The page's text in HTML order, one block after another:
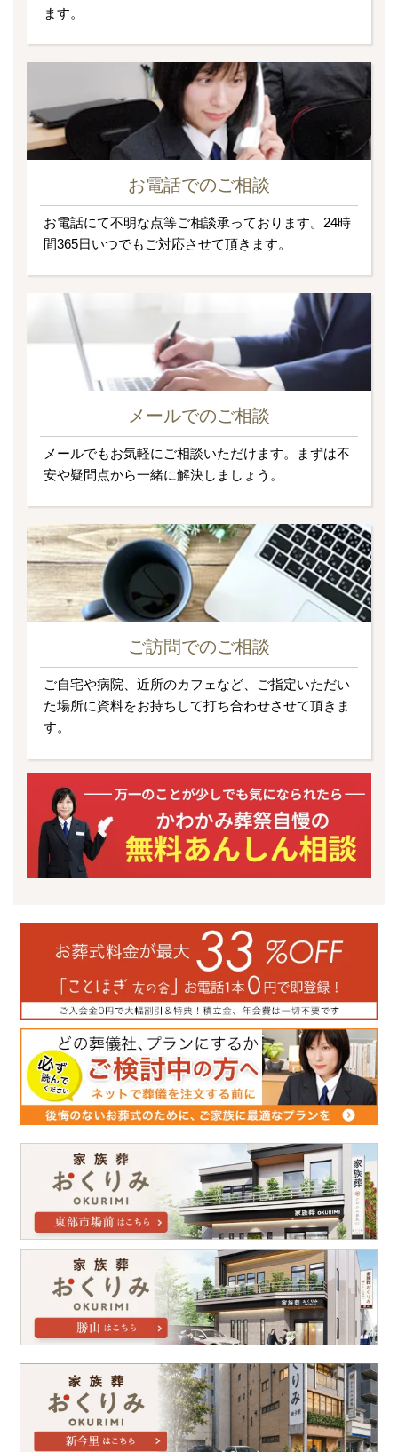
ます。
お電話でのご相談
お電話にて不明な点等ご相談承っております。24時
間365日いつでもご対応させて頂きます。
メールでのご相談
メールでもお気軽にご相談いただけます。まずは不
安や疑問点から一緒に解決しましょう。
ご訪問でのご相談
ご自宅や病院、近所のカフェなど、ご指定いただい
た場所に資料をお持ちして打ち合わせさせて頂きま
す。